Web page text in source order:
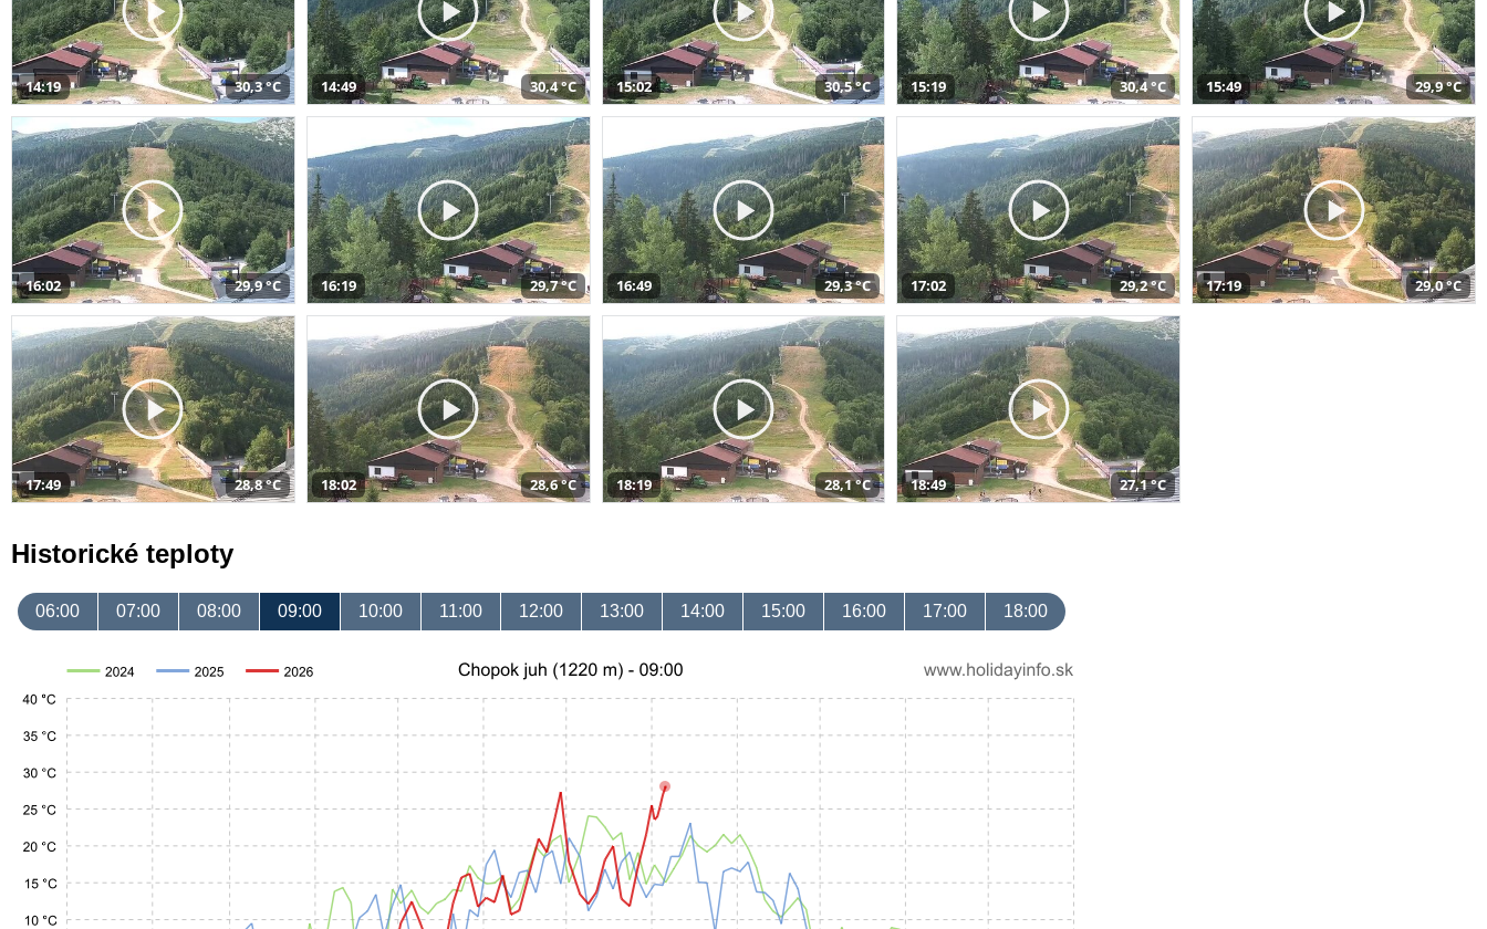
14:19 30,3 °C 14:49 30,4 °C 15:02 30,5 °C 15:19 30,4 °C 15:49 29,9 °C
16:02 29,9 °C 16:19 29,7 °C 16:49 29,3 °C 17:02 29,2 °C 17:19 29,0 °C
17:49 28,8 °C 18:02 28,6 °C 18:19 28,1 °C 18:49 27,1 °C
Historické teploty
06:00 07:00 08:00 09:00 10:00 11:00 12:00 13:00 14:00 15:00 16:00 17:00 18:00